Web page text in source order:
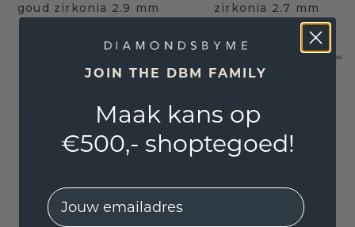
goud zirkonia 2.9 mm
€ 575,-
zirkonia 2.7 mm
Excl. Tax & BTW
JOIN THE DBM FAMILY
Maak kans op
€500,- shoptegoed!
EMail